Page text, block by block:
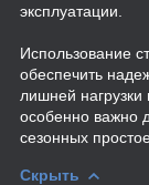
эксплуатации.
Использование
обеспечить
лишней
особенно важно
сезонных
Скрыть